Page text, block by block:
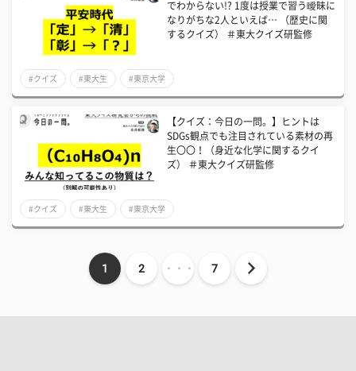
でわからない!? 1度は授業で習う曖昧に
なりがちな2人といえば… （歴史に関
するクイズ） ＃東大クイズ研監修
#クイズ #東大生 #東京大学
【クイズ：今日の一問。】ヒントは
SDGs観点でも注目されている素材の再
生〇〇！（身近な化学に関するクイ
ズ） ＃東大クイズ研監修
#クイズ #東大生 #東京大学
1 2 ・・・ 7